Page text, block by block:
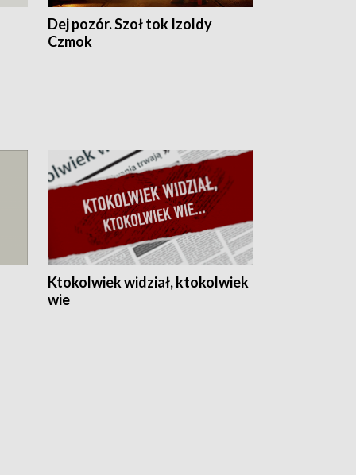
Dej pozór. Szoł tok Izoldy
Czmok
Ktokolwiek widział, ktokolwiek
wie